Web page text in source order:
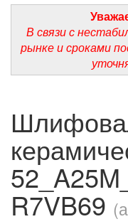
В связи с
рынке и сроками
R7VB69